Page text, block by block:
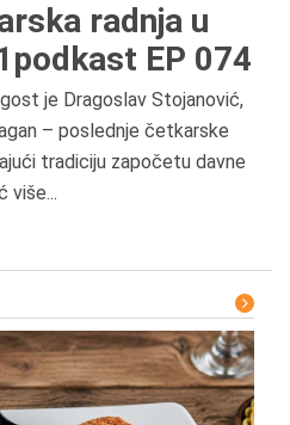
radnja u
EP 074
je Dragoslav Stojanović,
– poslednje četkarske
tradiciju započetu davne
više...